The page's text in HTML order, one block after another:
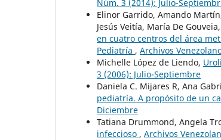
Núm. 3 (2014): Julio-
Elinor Garrido, Amando
Jesús Veitía, María De
en cuatro centros del área
Pediatría , Archivos
Michelle López de Liendo,
3 (2006): Julio-Septiembre
Daniela C. Mijares R, Ana
pediatría. A propósito de un
Diciembre
Tatiana Drummond, Angela
infeccioso , Archivos